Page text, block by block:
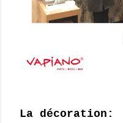
La décoration: